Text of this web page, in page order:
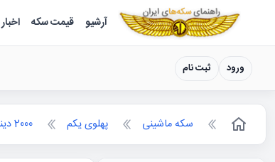
سکه ها ؛ راهنمای سکه شناسی
آرشیو قیمت سکه اخبار
ورود ثبت نام
سکه ماشینی پهلوی یکم 2000 دینار